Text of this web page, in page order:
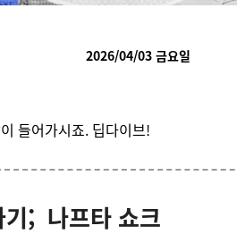
2026/04/03 금요일
들어가시죠. 딥다이브!
기; 나프타 쇼크